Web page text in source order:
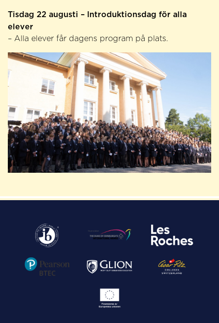
Tisdag 22 augusti – Introduktionsdag för alla
elever
– Alla elever får dagens program på plats.